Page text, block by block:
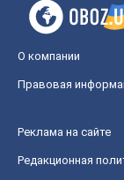
О компании
Правовая
Реклама на сайте
Редакционная